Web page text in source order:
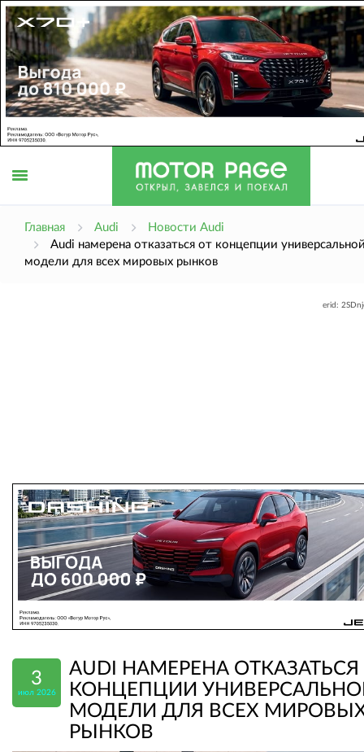
Главная Audi
Новости Audi
Audi намерена отказаться от концепции
модели для всех мировых рынков
erid:
3
июл 2026
AUDI НАМЕРЕНА ОТКАЗАТЬСЯ
КОНЦЕПЦИИ
МОДЕЛИ ДЛЯ ВСЕХ
РЫНКОВ